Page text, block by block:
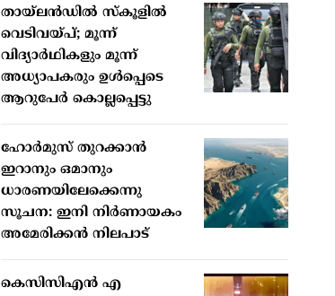
തായ്ലന്‍ഡില്‍ സ്‌കൂളില്‍
വെടിവയ്പ്; മൂന്ന്
വിദ്യാര്‍ഥികളും മൂന്ന്
അധ്യാപകരും ഉള്‍പ്പെടെ
ആറുപേര്‍ കൊല്ലപ്പെട്ടു
ഹോര്‍മുസ് തുറക്കാന്‍
ഇറാനും ഒമാനും
ധാരണയിലേക്കെന്നു
സൂചന: ഇനി നിര്‍ണായകം
അമേരിക്കന്‍ നിലപാട്
കെസിസിഎൻ എ